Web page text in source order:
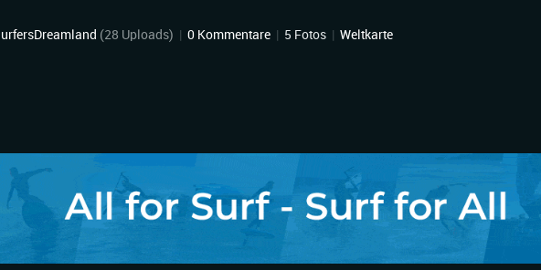
(28 Uploads) | 0 Kommentare | 5 Fotos | Weltkarte